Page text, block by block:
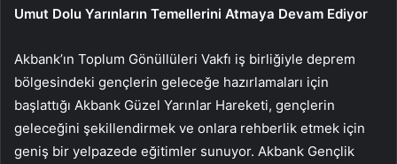
Umut Dolu Yarınların Temellerini Atmaya Devam Ediyor
Akbank’ın Toplum Gönüllüleri Vakfı iş birliğiyle deprem
bölgesindeki gençlerin geleceğe hazırlamaları için
başlattığı Akbank Güzel Yarınlar Hareketi, gençlerin
geleceğini şekillendirmek ve onlara rehberlik etmek için
geniş bir yelpazede eğitimler sunuyor. Akbank Gençlik